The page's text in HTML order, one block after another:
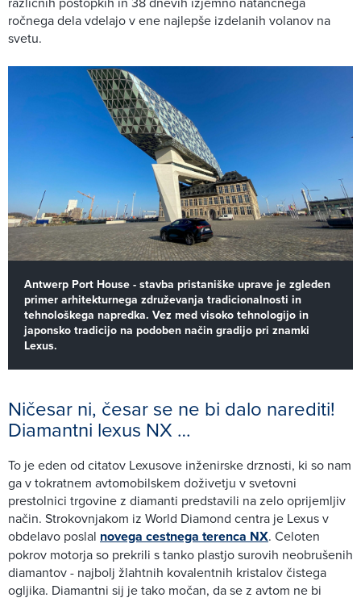
ročnega dela vdelajo v ene najlepše izdelanih volanov na
svetu.
Antwerp Port House - stavba pristaniške uprave je zgleden
primer arhitekturnega združevanja tradicionalnosti in
tehnološkega napredka. Vez med visoko tehnologijo in
japonsko tradicijo na podoben način gradijo pri znamki
Lexus.
Ničesar ni, česar se ne bi dalo narediti!
Diamantni lexus NX …
To je eden od citatov Lexusove inženirske drznosti, ki so nam
ga v tokratnem avtomobilskem doživetju v svetovni
prestolnici trgovine z diamanti predstavili na zelo oprijemljiv
način. Strokovnjakom iz World Diamond centra je Lexus v
obdelavo poslal novega cestnega terenca NX. Celoten
pokrov motorja so prekrili s tanko plastjo surovih neobrušenih
diamantov - najbolj žlahtnih kovalentnih kristalov čistega
ogljika. Diamantni sij je tako močan, da se z avtom ne bi